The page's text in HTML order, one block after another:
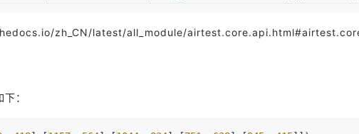
zh_CN/latest/all_module/
：